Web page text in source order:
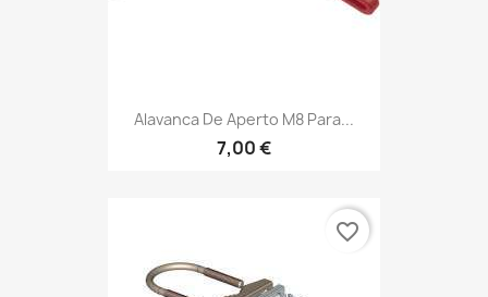
Alavanca De Aperto M8 Para...
7,00 €
favorite_border